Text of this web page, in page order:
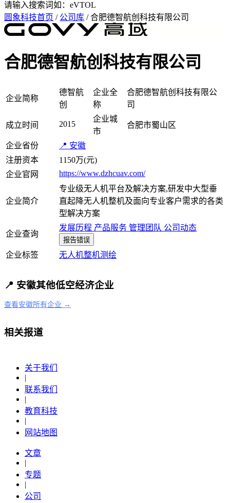
请输入搜索词如：eVTOL
圆象科技首页 / 公司库 / 合肥德智航创科技有限公司
合肥德智航创科技有限公司
企业简称
德智航
创
企业全
称
合肥德智航创科技有限公
司
成立时间 2015
企业城
市
合肥市蜀山区
企业省份
📍 安徽
注册资本
1150万(元)
企业官网
https://www.dzhcuav.com/
企业简介
专业级无人机平台及解决方案,研发中大型垂
直起降无人机整机及面向专业客户需求的各类
型解决方案
企业查询
发展历程 产品服务 管理团队 公司动态
报告错误
企业标签 无人机整机测绘
📍 安徽其他低空经济企业
查看安徽所有企业 →
相关报道
关于我们
|
联系我们
|
教育科技
|
网站地图
文章
|
专题
|
公司